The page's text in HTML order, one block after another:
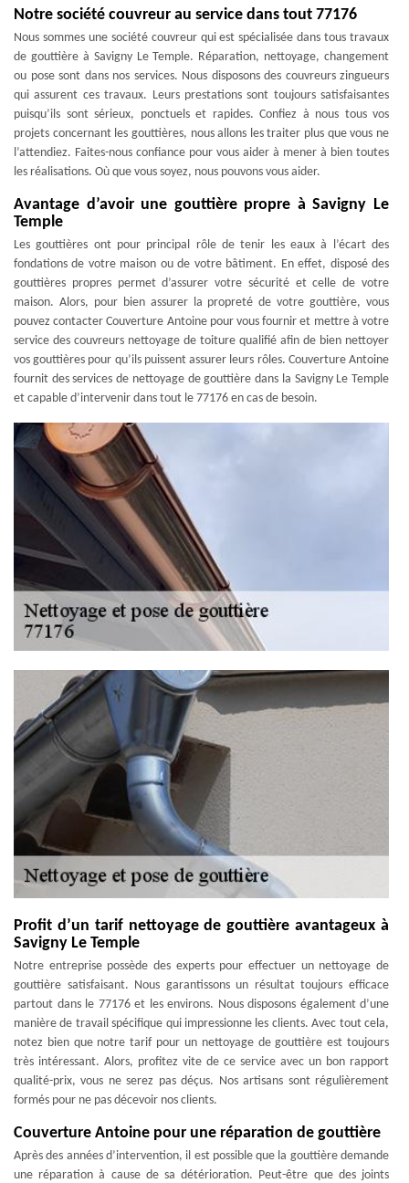
Notre société couvreur au service dans tout 77176
Nous sommes une société couvreur qui est spécialisée dans tous travaux
de gouttière à Savigny Le Temple. Réparation, nettoyage, changement
ou pose sont dans nos services. Nous disposons des couvreurs zingueurs
qui assurent ces travaux. Leurs prestations sont toujours satisfaisantes
puisqu’ils sont sérieux, ponctuels et rapides. Confiez à nous tous vos
projets concernant les gouttières, nous allons les traiter plus que vous ne
l’attendiez. Faites-nous confiance pour vous aider à mener à bien toutes
les réalisations. Où que vous soyez, nous pouvons vous aider.
Avantage d’avoir une gouttière propre à Savigny Le
Temple
Les gouttières ont pour principal rôle de tenir les eaux à l’écart des
fondations de votre maison ou de votre bâtiment. En effet, disposé des
gouttières propres permet d’assurer votre sécurité et celle de votre
maison. Alors, pour bien assurer la propreté de votre gouttière, vous
pouvez contacter Couverture Antoine pour vous fournir et mettre à votre
service des couvreurs nettoyage de toiture qualifié afin de bien nettoyer
vos gouttières pour qu’ils puissent assurer leurs rôles. Couverture Antoine
fournit des services de nettoyage de gouttière dans la Savigny Le Temple
et capable d’intervenir dans tout le 77176 en cas de besoin.
Profit d’un tarif nettoyage de gouttière avantageux à
Savigny Le Temple
Notre entreprise possède des experts pour effectuer un nettoyage de
gouttière satisfaisant. Nous garantissons un résultat toujours efficace
partout dans le 77176 et les environs. Nous disposons également d’une
manière de travail spécifique qui impressionne les clients. Avec tout cela,
notez bien que notre tarif pour un nettoyage de gouttière est toujours
très intéressant. Alors, profitez vite de ce service avec un bon rapport
qualité-prix, vous ne serez pas déçus. Nos artisans sont régulièrement
formés pour ne pas décevoir nos clients.
Couverture Antoine pour une réparation de gouttière
Après des années d’intervention, il est possible que la gouttière demande
une réparation à cause de sa détérioration. Peut-être que des joints